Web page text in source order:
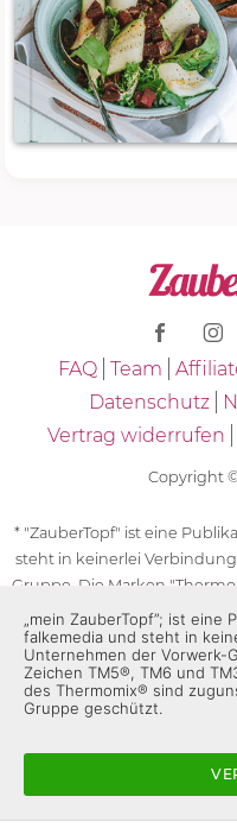
FAQ Team
Datenschutz
Vertrag widerrufen
Copyright
* "ZauberTopf" ist eine
steht in keinerlei
Gruppe. Die Marken
des "Thermomix®" sind
der Vorwerk-Gruppe. Die
TM6 und TM31 sowie die
sind zugunsten der
geschützt. Für die
„mein ZauberTopf”; ist eine
falkemedia und steht in
Unternehmen der Vorwerk-
Zeichen TM5®, TM6 und
des Thermomix® sind
Gruppe geschützt.